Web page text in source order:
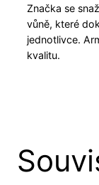
Značka se
vůně, které
jednotlivce.
kvalitu.